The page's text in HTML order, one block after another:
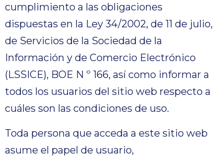
cumplimiento a las obligaciones
dispuestas en la Ley 34/2002, de 11 de julio,
de Servicios de la Sociedad de la
Información y de Comercio Electrónico
(LSSICE), BOE N º 166, así como informar a
todos los usuarios del sitio web respecto a
cuáles son las condiciones de uso.
Toda persona que acceda a este sitio web
asume el papel de usuario,